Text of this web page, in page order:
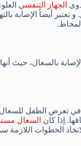
الجهاز التنفسي
أيضاً الإصابة
بالسعال، حيث
تعرض الطفل للسعال. و
إذا كان السعال
الخطوات اللازمة